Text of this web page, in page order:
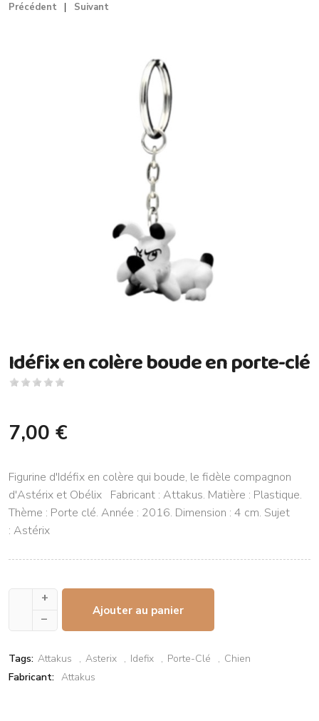
Précédent Suivant
Idéfix en colère boude en porte-clé
7,00 €
Figurine d'Idéfix en colère qui boude, le fidèle compagnon
d'Astérix et Obélix Fabricant : Attakus. Matière : Plastique.
Thème : Porte clé. Année : 2016. Dimension : 4 cm. Sujet
: Astérix
+
–
Ajouter au panier
Tags: Attakus Asterix Idefix Porte-Clé
Chien
Fabricant: Attakus